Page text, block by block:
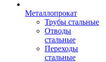
Металлопрокат
Трубы стальные
Отводы
стальные
Переходы
стальные